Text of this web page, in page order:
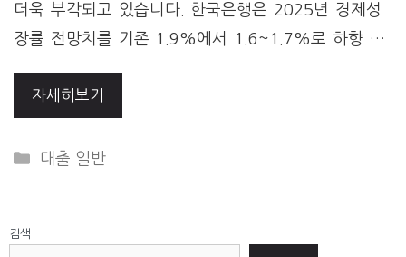
더욱 부각되고 있습니다. 한국은행은 2025년 경제성
장률 전망치를 기존 1.9%에서 1.6~1.7%로 하향 …
자세히보기
Categories
대출 일반
검색